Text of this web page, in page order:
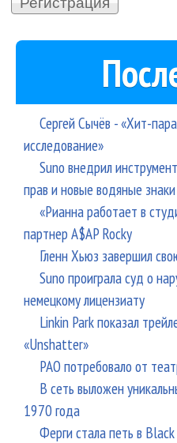
Сергей Сычёв - «Хит-
исследование»
Suno внедрил
прав и новые водяные знаки
«Рианна работает в
партнер A$AP Rocky
Гленн Хьюз завершил
Suno проиграла суд о
немецкому лицензиату
Linkin Park показал
«Unshatter»
РАО потребовало от
В сеть выложен
1970 года
Ферги стала петь в